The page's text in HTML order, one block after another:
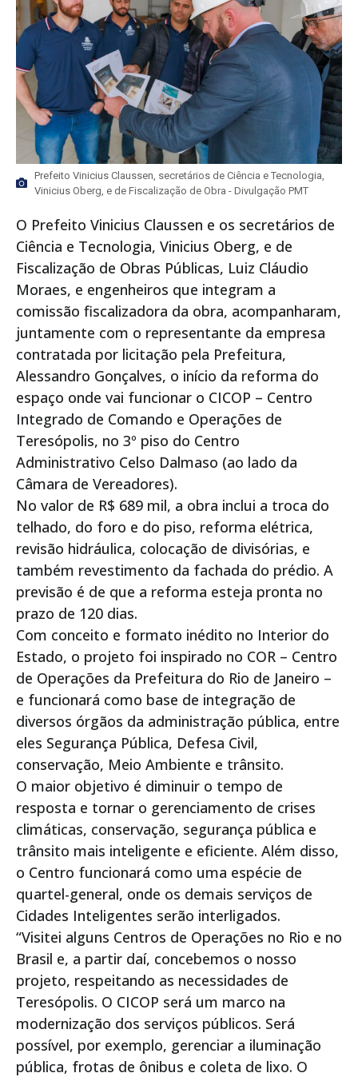
Prefeito Vinicius Claussen, secretários de Ciência e Tecnologia,
Vinicius Oberg, e de Fiscalização de Obra - Divulgação PMT
O Prefeito Vinicius Claussen e os secretários de
Ciência e Tecnologia, Vinicius Oberg, e de
Fiscalização de Obras Públicas, Luiz Cláudio
Moraes, e engenheiros que integram a
comissão fiscalizadora da obra, acompanharam,
juntamente com o representante da empresa
contratada por licitação pela Prefeitura,
Alessandro Gonçalves, o início da reforma do
espaço onde vai funcionar o CICOP – Centro
Integrado de Comando e Operações de
Teresópolis, no 3º piso do Centro
Administrativo Celso Dalmaso (ao lado da
Câmara de Vereadores).
No valor de R$ 689 mil, a obra inclui a troca do
telhado, do foro e do piso, reforma elétrica,
revisão hidráulica, colocação de divisórias, e
também revestimento da fachada do prédio. A
previsão é de que a reforma esteja pronta no
prazo de 120 dias.
Com conceito e formato inédito no Interior do
Estado, o projeto foi inspirado no COR – Centro
de Operações da Prefeitura do Rio de Janeiro –
e funcionará como base de integração de
diversos órgãos da administração pública, entre
eles Segurança Pública, Defesa Civil,
conservação, Meio Ambiente e trânsito.
O maior objetivo é diminuir o tempo de
resposta e tornar o gerenciamento de crises
climáticas, conservação, segurança pública e
trânsito mais inteligente e eficiente. Além disso,
o Centro funcionará como uma espécie de
quartel-general, onde os demais serviços de
Cidades Inteligentes serão interligados.
“Visitei alguns Centros de Operações no Rio e no
Brasil e, a partir daí, concebemos o nosso
projeto, respeitando as necessidades de
Teresópolis. O CICOP será um marco na
modernização dos serviços públicos. Será
possível, por exemplo, gerenciar a iluminação
pública, frotas de ônibus e coleta de lixo. O